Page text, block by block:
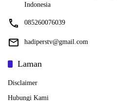
Indonesia
085260076039
hadiperstv@gmail.com
Laman
Disclaimer
Hubungi Kami